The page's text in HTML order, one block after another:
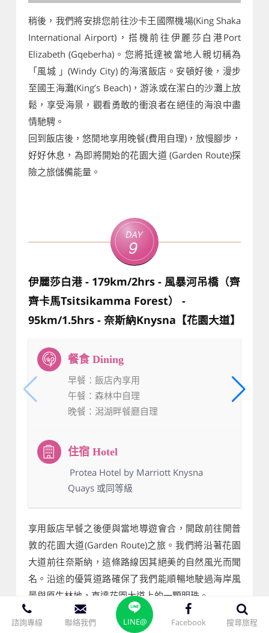
諮詢專線 聯絡我們 LINE@ Facebook 搜尋旅程
稍後，我們將安排您前往沙卡王國際機場(King Shaka
International Airport)，搭機前往伊麗莎白港Port
Elizabeth (Gqeberha)。您將抵達被當地人親切稱為
「風城 」(Windy City) 的海濱飯店。安頓好後，漫步
至國王海灘(King’s Beach)，游泳或在潔白的沙灘上放
鬆，享受海景，觀看勇敢的衝浪者在絕佳的海浪中盡
情馳騁。
回到飯店後，悠閒地享用晚餐(費用自理)，放慢腳步，
好好休息，為即將開始的花園大道 (Garden Route)探
險之旅儲備能量。
Day
9
伊麗莎白港 - 179km/2hrs - 風暴河吊橋（齊
齊卡馬Tsitsikamma Forest） -
95km/1.5hrs - 奈斯納Knysna【花園大道】
早餐 ：飯店內享用
午餐 ：森林中自理
晚餐 ：潟湖畔餐廳自理
：Protea Hotel by Marriott Knysna
Quays 或同等級
享用飯店早餐之後便與當地導遊會合，開啟前往開普
敦的花園大道(Garden Route)之旅。我們將沿著花園
大道前往奈斯納，這條路線因其絕美的自然風光而聞
名。沿途的優質道路確保了我們能順暢地駛過海岸風
景與原生林地，直達花園大道上的一顆明珠。